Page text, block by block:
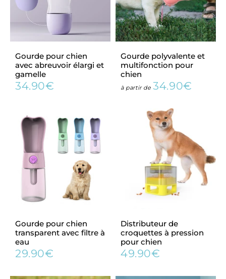
Gourde pour chien
avec abreuvoir élargi et
gamelle
Prix
34.90€
Gourde polyvalente et
multifonction pour
chien
à partir dePrix
34.90€
Gourde pour chien
transparent avec filtre à
eau
Prix
29.90€
Distributeur de
croquettes à pression
pour chien
Prix
49.90€